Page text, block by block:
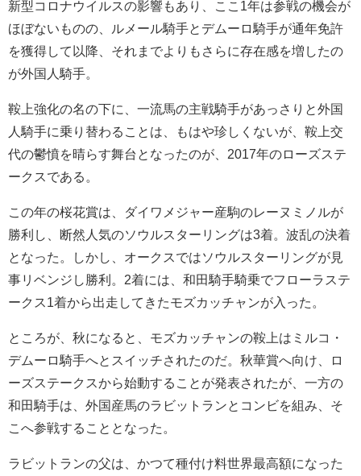
新型コロナウイルスの影響もあり、ここ1年は参戦の機会が
ほぼないものの、ルメール騎手とデムーロ騎手が通年免許
を獲得して以降、それまでよりもさらに存在感を増したの
が外国人騎手。
鞍上強化の名の下に、一流馬の主戦騎手があっさりと外国
人騎手に乗り替わることは、もはや珍しくないが、鞍上交
代の鬱憤を晴らす舞台となったのが、2017年のローズステ
ークスである。
この年の桜花賞は、ダイワメジャー産駒のレーヌミノルが
勝利し、断然人気のソウルスターリングは3着。波乱の決着
となった。しかし、オークスではソウルスターリングが見
事リベンジし勝利。2着には、和田騎手騎乗でフローラステ
ークス1着から出走してきたモズカッチャンが入った。
ところが、秋になると、モズカッチャンの鞍上はミルコ・
デムーロ騎手へとスイッチされたのだ。秋華賞へ向け、ロ
ーズステークスから始動することが発表されたが、一方の
和田騎手は、外国産馬のラビットランとコンビを組み、そ
こへ参戦することとなった。
ラビットランの父は、かつて種付け料世界最高額になった